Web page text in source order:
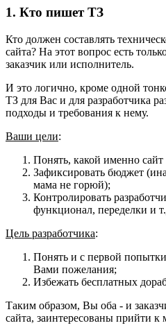
1. Кто пишет ТЗ
Кто должен составлять
сайта? На этот вопрос есть
заказчик или исполнитель.
И это логично, кроме одной
ТЗ для Вас и для разработчика
подходы и требования к нему.
Ваши цели:
Понять, какой именно
Зафиксировать бюджет
мама не горюй);
Контролировать
функционал, переделки и
Цель разработчика:
Понять и с первой
Вами пожелания;
Избежать бесплатных
Таким образом, Вы оба - и
сайта, заинтересованы прийти